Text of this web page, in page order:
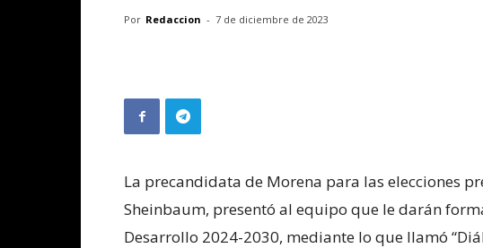
Por Redaccion - 7 de diciembre de 2023
La precandidata de Morena para las elecciones
Sheinbaum, presentó al equipo que le darán
Desarrollo 2024-2030, mediante lo que llamó